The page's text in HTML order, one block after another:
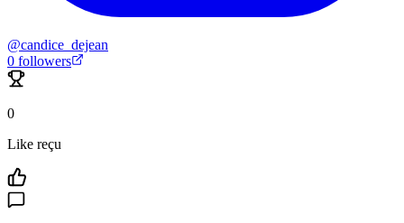
@candice_dejean
0 followers
0
Like reçu